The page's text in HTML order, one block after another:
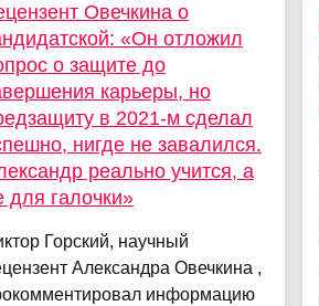
Овечкина о
«Он отложил
о защите до
карьеры, но
в 2021-м сделал
нигде не завалился.
реально учится, а
для галочки»
Горский, научный
Александра Овечкина ,
информацию